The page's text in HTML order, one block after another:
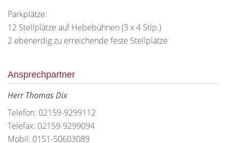
Parkplätze:
12 Stellplätze auf Hebebühnen (3 x 4 Stlp.)
2 ebenerdig zu erreichende feste Stellplätze
Ansprechpartner
Herr Thomas Dix
Telefon: 02159-9299112
Telefax: 02159-9299094
Mobil: 0151-50603089